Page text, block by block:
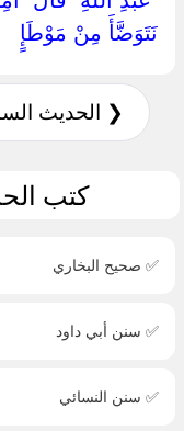
نَتَوَضَّأَ مِنْ مَوْطَإٍ ‏
❮ الحديث
كتب
✅ صحيح البخاري
✅ سنن أبي داود
✅ سنن النسائي